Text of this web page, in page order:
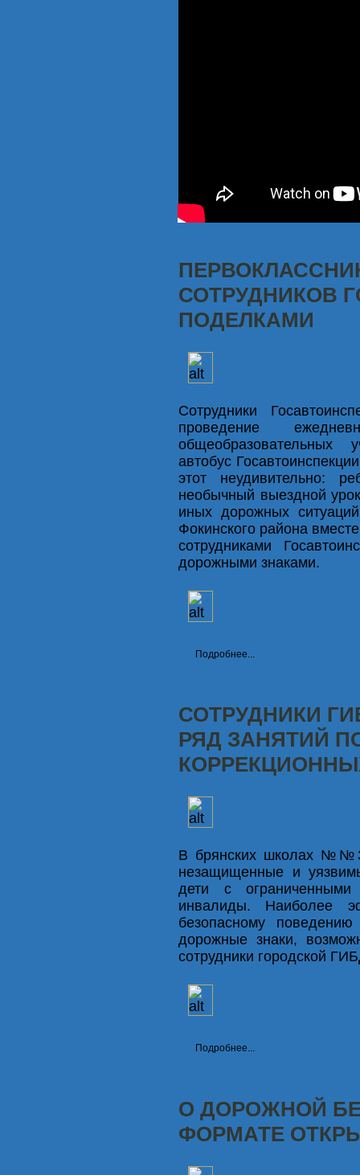
СОТРУДНИКОВ
ПОДЕЛКАМИ
Сотрудники
проведение
общеобразовательных
автобус
этот неудивительно:
необычный выездной
иных дорожных
Фокинского района
сотрудниками
дорожными знаками.
Подробнее...
СОТРУДНИКИ
РЯД ЗАНЯТИЙ
В брянских школах
незащищенные и
дети с
инвалиды. Наиболее
безопасному
дорожные знаки,
сотрудники городской
Подробнее...
О ДОРОЖНОЙ
ФОРМАТЕ